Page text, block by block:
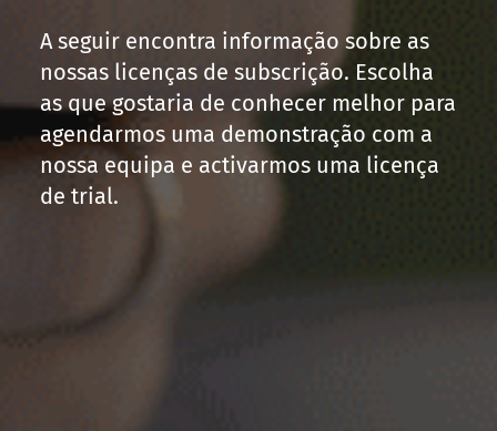
A seguir encontra informação sobre as
nossas licenças de subscrição. Escolha
as que gostaria de conhecer melhor para
agendarmos uma demonstração com a
nossa equipa e activarmos uma licença
de trial.